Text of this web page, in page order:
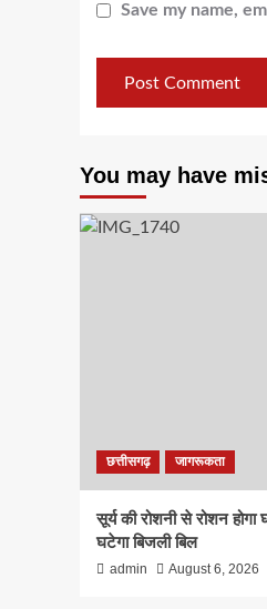
Save my name,
You may have
छत्तीसगढ़ जागरूकता
सूर्य की रोशनी से रोशन होगा
घटेगा बिजली बिल
admin August 6, 2026